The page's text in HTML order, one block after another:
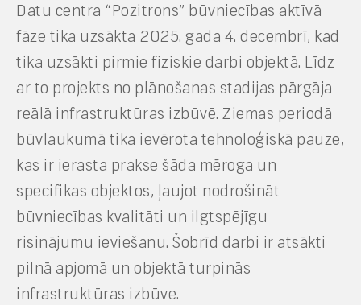
Datu centra “Pozitrons” būvniecības aktīvā
fāze tika uzsākta 2025. gada 4. decembrī, kad
tika uzsākti pirmie fiziskie darbi objektā. Līdz
ar to projekts no plānošanas stadijas pārgāja
reālā infrastruktūras izbūvē. Ziemas periodā
būvlaukumā tika ievērota tehnoloģiskā pauze,
kas ir ierasta prakse šāda mēroga un
specifikas objektos, ļaujot nodrošināt
būvniecības kvalitāti un ilgtspējīgu
risinājumu ieviešanu. Šobrīd darbi ir atsākti
pilnā apjomā un objektā turpinās
infrastruktūras izbūve.